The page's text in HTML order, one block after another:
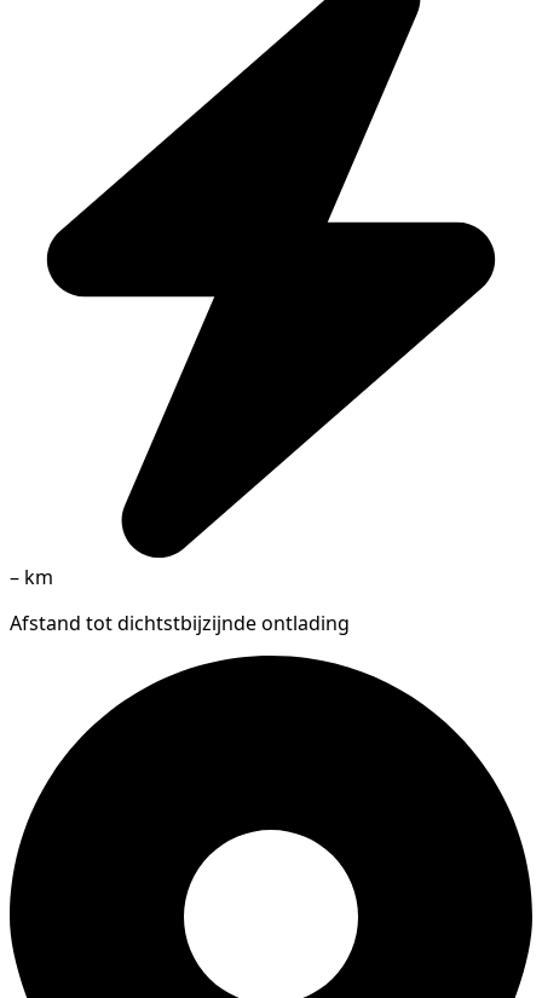
– km
Afstand tot dichtstbijzijnde ontlading